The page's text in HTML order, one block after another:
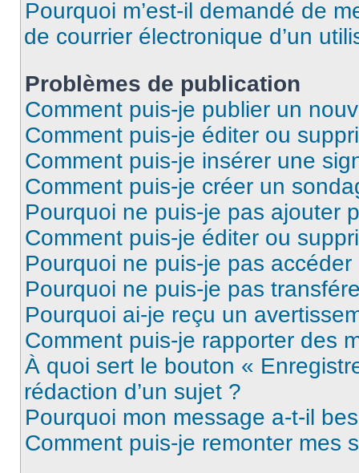
Pourquoi m’est-il demandé de
de courrier électronique d’un
Problèmes de publication
Comment puis-je publier un
Comment puis-je éditer ou
Comment puis-je insérer une
Comment puis-je créer un
Pourquoi ne puis-je pas ajouter
Comment puis-je éditer ou
Pourquoi ne puis-je pas
Pourquoi ne puis-je pas
Pourquoi ai-je reçu un
Comment puis-je rapporter des
À quoi sert le bouton «
rédaction d’un sujet ?
Pourquoi mon message a-t-il
Comment puis-je remonter mes